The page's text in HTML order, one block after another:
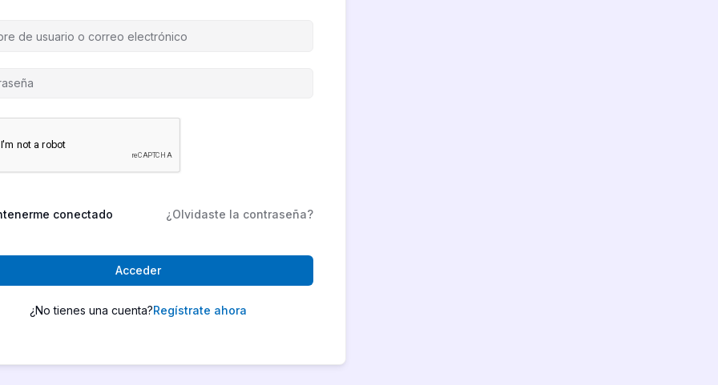
conectado ¿Olvidaste la contraseña?
Acceder
¿No tienes una cuenta?Regístrate ahora